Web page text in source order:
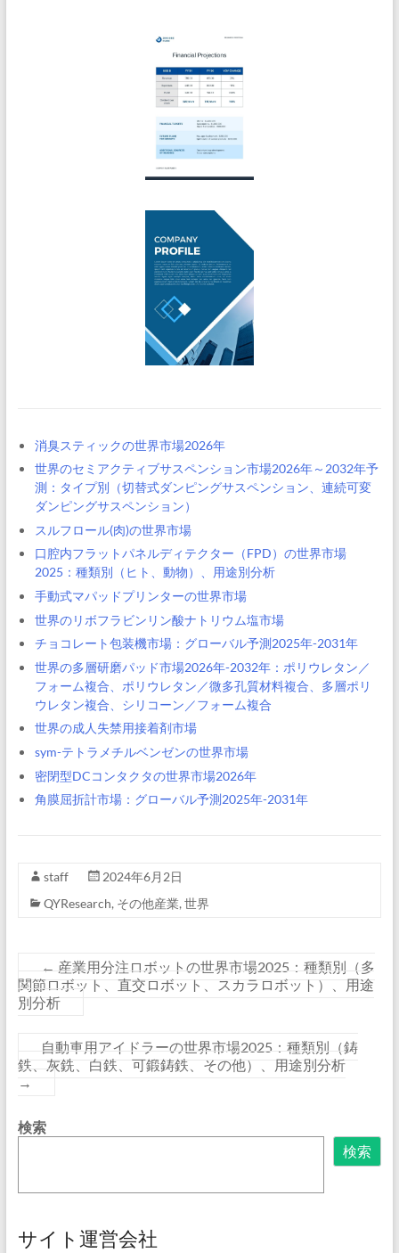
消臭スティックの世界市場2026年
世界のセミアクティブサスペンション市場2026年～2032年予
測：タイプ別（切替式ダンピングサスペンション、連続可変
ダンピングサスペンション）
スルフロール(肉)の世界市場
口腔内フラットパネルディテクター（FPD）の世界市場
2025：種類別（ヒト、動物）、用途別分析
手動式マパッドプリンターの世界市場
世界のリボフラビンリン酸ナトリウム塩市場
チョコレート包装機市場：グローバル予測2025年-2031年
世界の多層研磨パッド市場2026年-2032年：ポリウレタン／
フォーム複合、ポリウレタン／微多孔質材料複合、多層ポリ
ウレタン複合、シリコーン／フォーム複合
世界の成人失禁用接着剤市場
sym-テトラメチルベンゼンの世界市場
密閉型DCコンタクタの世界市場2026年
角膜屈折計市場：グローバル予測2025年-2031年
staff
2024年6月2日
QYResearch, その他産業, 世界
← 産業用分注ロボットの世界市場2025：種類別（多
関節ロボット、直交ロボット、スカラロボット）、用途
別分析
自動車用アイドラーの世界市場2025：種類別（鋳
鉄、灰銑、白鉄、可鍛鋳鉄、その他）、用途別分析
→
検索
検索
サイト運営会社